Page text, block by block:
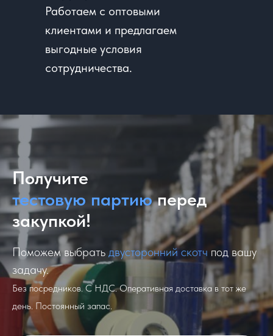
Работаем с оптовыми
клиентами и предлагаем
выгодные условия
сотрудничества.
Получите
тестовую партиюперед
закупкой!
Поможем выбрать двусторонний скотч под вашу
задачу.
Без посредников. С НДС. Оперативная доставка в тот же
день. Постоянный запас.